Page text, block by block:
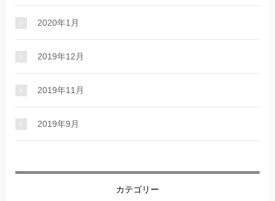
2020年1月
2019年12月
2019年11月
2019年9月
カテゴリー